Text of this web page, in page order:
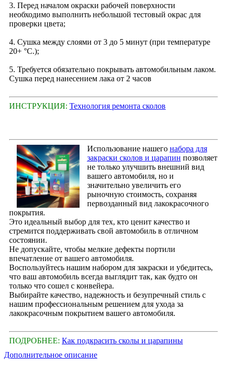
3. Перед началом окраски рабочей поверхности
необходимо выполнить небольшой тестовый окрас для
проверки цвета;
4. Сушка между слоями от 3 до 5 минут (при температуре
20+ °С.);
5. Требуется обязательно покрывать автомобильным лаком.
Сушка перед нанесением лака от 2 часов
ИНСТРУКЦИЯ: Технология ремонта сколов
Использование нашего набора для
закраски сколов и царапин позволяет
не только улучшить внешний вид
вашего автомобиля, но и
значительно увеличить его
рыночную стоимость, сохраняя
первозданный вид лакокрасочного
покрытия.
Это идеальный выбор для тех, кто ценит качество и
стремится поддерживать свой автомобиль в отличном
состоянии.
Не допускайте, чтобы мелкие дефекты портили
впечатление от вашего автомобиля.
Воспользуйтесь нашим набором для закраски и убедитесь,
что ваш автомобиль всегда выглядит так, как будто он
только что сошел с конвейера.
Выбирайте качество, надежность и безупречный стиль с
нашим профессиональным решением для ухода за
лакокрасочным покрытием вашего автомобиля.
ПОДРОБНЕЕ: Как подкрасить сколы и царапины
Дополнительное описание